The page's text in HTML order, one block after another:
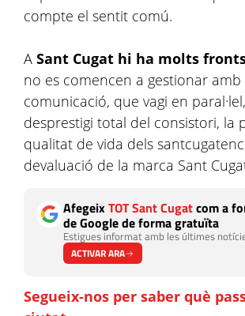
compte el sentit comú.
A Sant Cugat hi ha molts
no es comencen a gestionar
comunicació, que vagi en
desprestigi total del consistori, la
qualitat de vida dels
devaluació de la marca Sant
AfegeixTOT Sant Cugatcom a
de Google de forma gratuïta
Estigues informat amb les últimes
ACTIVAR ARA
Segueix-nos per saber què